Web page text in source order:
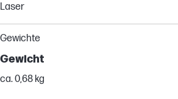
Laser
Gewichte
Gewicht
ca. 0,68 kg